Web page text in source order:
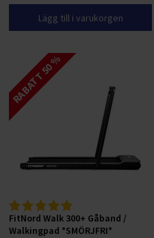
Lägg till i varukorgen
RABATT 50 %
FitNord Walk 300+ Gåband /
Walkingpad *SMÖRJFRI*